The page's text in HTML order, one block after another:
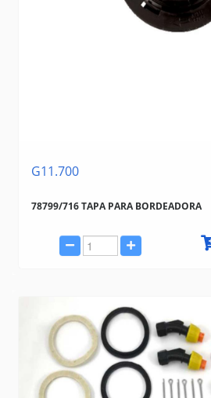
G11.700
78799/716 TAPA PARA BORDEADORA